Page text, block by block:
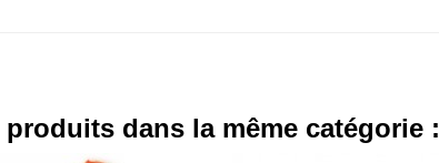
produits dans la même catégorie :